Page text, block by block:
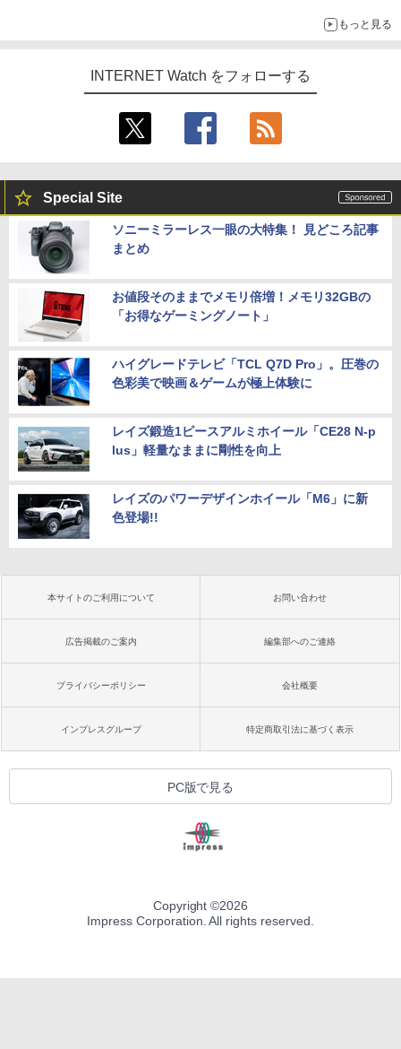
もっと見る
INTERNET Watch をフォローする
Special Site
ソニーミラーレス一眼の大特集！ 見どころ記事
まとめ
お値段そのままでメモリ倍増！メモリ32GBの
「お得なゲーミングノート」
ハイグレードテレビ「TCL Q7D Pro」。圧巻の
色彩美で映画＆ゲームが極上体験に
レイズ鍛造1ピースアルミホイール「CE28 N-p
lus」軽量なままに剛性を向上
レイズのパワーデザインホイール「M6」に新
色登場!!
本サイトのご利用について お問い合わせ
広告掲載のご案内 編集部へのご連絡
プライバシーポリシー 会社概要
インプレスグループ 特定商取引法に基づく表示
PC版で見る
Copyright ©2026
Impress Corporation. All rights reserved.